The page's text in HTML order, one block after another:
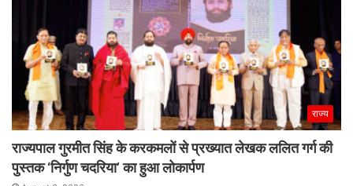
राज्य
राज्यपाल गुरमीत सिंह के करकमलों से प्रख्यात लेखक ललित गर्ग की
पुस्तक ‘निर्गुण चदरिया’ का हुआ लोकार्पण